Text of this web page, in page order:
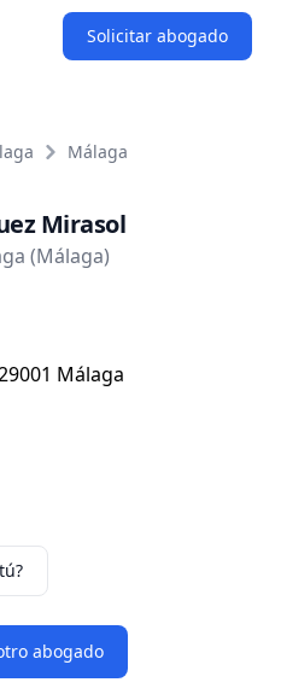
Solicitar abogado
Málaga
Mirasol
(Málaga)
Málaga
abogado